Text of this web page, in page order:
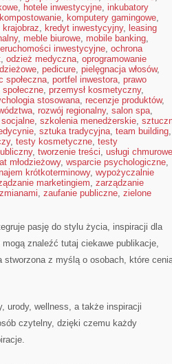
, hotele inwestycyjne, inkubatory
kompostowanie, komputery gamingowe,
krajobraz, kredyt inwestycyjny, leasing
, meble biurowe, mobile banking,
inwestycyjne, ochrona
, odzież medyczna, oprogramowanie
, pedicure, pielęgnacja włosów,
społeczna, portfel inwestora, prawo
, przemysł kosmetyczny,
stosowana, recenzje produktów,
, rozwój regionalny, salon spa,
, szkolenia menedżerskie,
, sztuka tradycyjna, team building,
, testy kosmetyczne, testy
, tworzenie treści, usługi chmurowe
młodzieżowy, wsparcie psychologiczne,
krótkoterminowy, wypożyczalnie
marketingiem, zarządzanie
, zaufanie publiczne, zielone
pasję do stylu życia, inspiracji dla
znaleźć tutaj ciekawe publikacje,
stworzona z myślą o osobach, które
urody, wellness, a także inspiracji
czytelny, dzięki czemu każdy